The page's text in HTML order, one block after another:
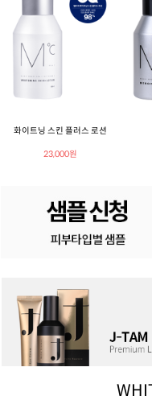
화이트닝 스킨 플러스 로션
23,000원